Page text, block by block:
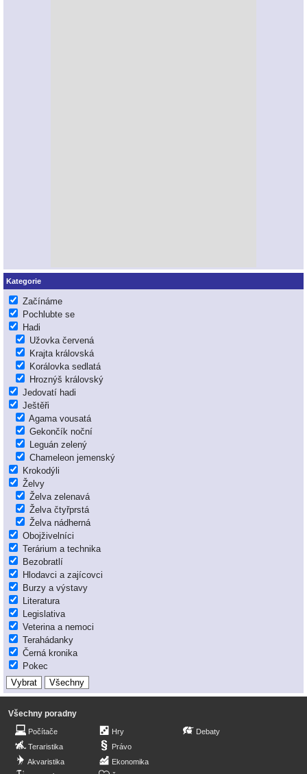
Kategorie
Začínáme
Pochlubte se
Hadi
Užovka červená
Krajta královská
Korálovka sedlatá
Hroznýš královský
Jedovatí hadi
Ještěři
Agama vousatá
Gekončík noční
Leguán zelený
Chameleon jemenský
Krokodýli
Želvy
Želva zelenavá
Želva čtyřprstá
Želva nádherná
Obojživelníci
Terárium a technika
Bezobratlí
Hlodavci a zajícovci
Burzy a výstavy
Literatura
Legislativa
Veterina a nemoci
Terahádanky
Černá kronika
Pokec
Všechny poradny
Počítače
Teraristika
Akvaristika
Hry
Právo
Ekonomika
Debaty